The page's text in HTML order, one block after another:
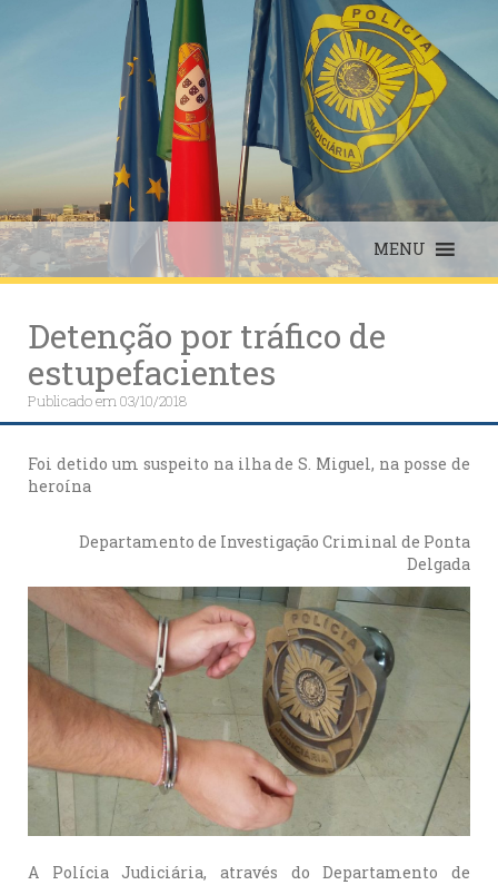
MENU
Detenção por tráfico de
estupefacientes
Publicado em03/10/2018
Foi detido um suspeito na ilha de S. Miguel, na posse de
heroína
Departamento de Investigação Criminal de Ponta
Delgada
A Polícia Judiciária, através do Departamento de